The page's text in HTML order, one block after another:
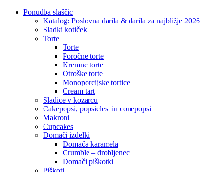
Close
Ponudba slaščic
Katalog: Poslovna darila & darila za najbližje 2026
Sladki kotiček
Torte
Torte
Poročne torte
Kremne torte
Otroške torte
Monoporcijske tortice
Cream tart
Sladice v kozarcu
Cakepopsi, popsiclesi in conepopsi
Makroni
Cupcakes
Domači izdelki
Domača karamela
Crumble – drobljenec
Domači piškotki
Piškoti